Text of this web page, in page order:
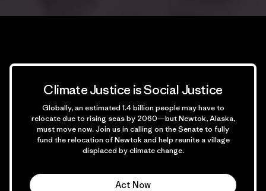
Climate Justice is Social Justice
Globally, an estimated 1.4 billion people may have to
relocate due to rising seas by 2060—but Newtok, Alaska,
must move now. Join us in calling on the Senate to fully
fund the relocation of Newtok and help reunite a village
displaced by climate change.
Act Now